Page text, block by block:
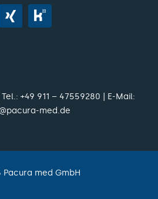
| Tel.: +49 911 – 47559280 | E-Mail:
med.de
Pacura med GmbH